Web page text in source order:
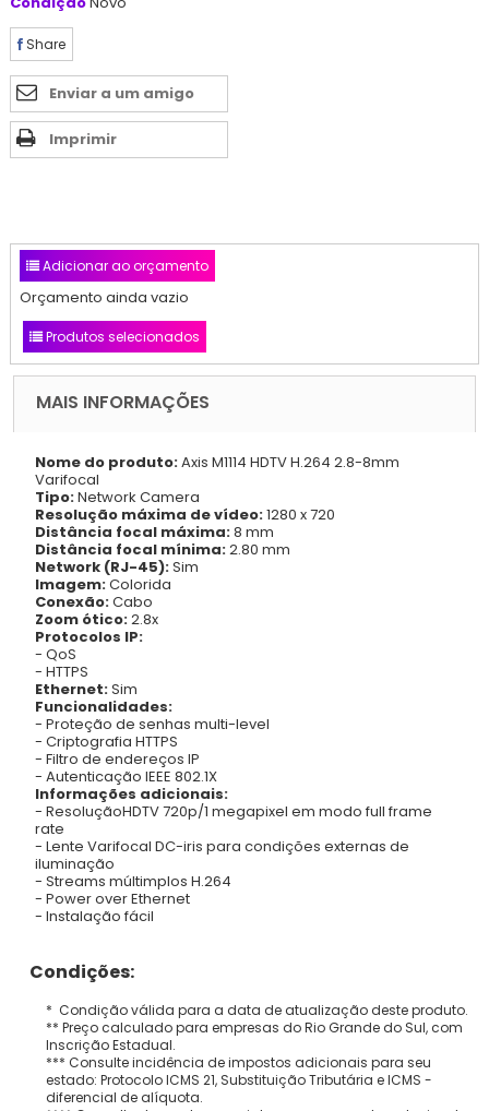
Share
Enviar a um amigo
Imprimir
Adicionar ao orçamento
Orçamento ainda vazio
Produtos selecionados
MAIS INFORMAÇÕES
Nome do produto:Axis M1114 HDTV H.264 2.8-8mm
Varifocal
Tipo:Network Camera
Resolução máxima de vídeo:1280 x 720
Distância focal máxima:8 mm
Distância focal mínima:2.80 mm
Network (RJ-45):Sim
Imagem:Colorida
Conexão:Cabo
Zoom ótico:2.8x
Protocolos IP:
- QoS
- HTTPS
Ethernet:Sim
Funcionalidades:
- Proteção de senhas multi-level
- Criptografia HTTPS
- Filtro de endereços IP
- Autenticação IEEE 802.1X
Informações adicionais:
- ResoluçãoHDTV 720p/1 megapixel em modo full frame
rate
- Lente Varifocal DC-iris para condições externas de
iluminação
- Streams múltimplos H.264
- Power over Ethernet
- Instalação fácil
Condições:
* Condição válida para a data de atualização deste produto.
** Preço calculado para empresas do Rio Grande do Sul, com
Inscrição Estadual.
*** Consulte incidência de impostos adicionais para seu
estado: Protocolo ICMS 21, Substituição Tributária e ICMS -
diferencial de alíquota.